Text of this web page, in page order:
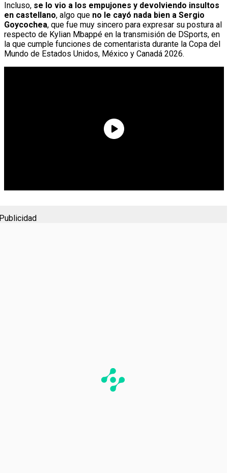
Incluso, se lo vio a los empujones y devolviendo insultos
en castellano, algo que no le cayó nada bien a Sergio
Goycochea, que fue muy sincero para expresar su postura al
respecto de Kylian Mbappé en la transmisión de DSports, en
la que cumple funciones de comentarista durante la Copa del
Mundo de Estados Unidos, México y Canadá 2026.